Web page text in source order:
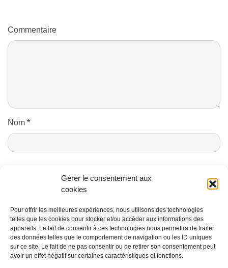
Gérer le consentement aux
cookies
Pour offrir les meilleures expériences, nous utilisons des technologies
telles que les cookies pour stocker et/ou accéder aux informations des
appareils. Le fait de consentir à ces technologies nous permettra de traiter
des données telles que le comportement de navigation ou les ID uniques
sur ce site. Le fait de ne pas consentir ou de retirer son consentement peut
avoir un effet négatif sur certaines caractéristiques et fonctions.
Commentaire
Nom *